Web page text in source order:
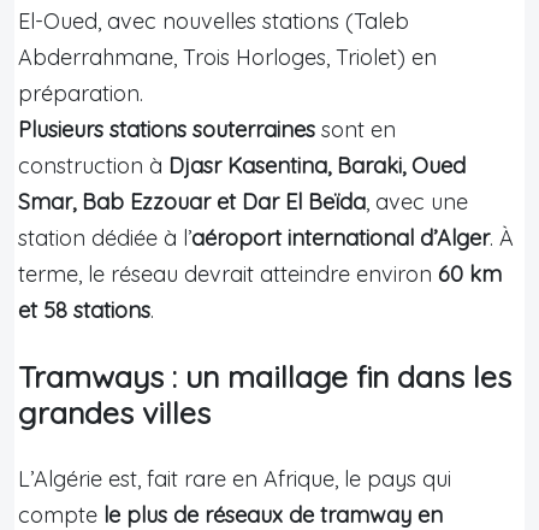
El-Oued, avec nouvelles stations (Taleb
Abderrahmane, Trois Horloges, Triolet) en
préparation.
Plusieurs stations souterraines sont en
construction à Djasr Kasentina, Baraki, Oued
Smar, Bab Ezzouar et Dar El Beïda, avec une
station dédiée à l’aéroport international d’Alger. À
terme, le réseau devrait atteindre environ 60 km
et 58 stations.
Tramways : un maillage fin dans les
grandes villes
L’Algérie est, fait rare en Afrique, le pays qui
compte le plus de réseaux de tramway en